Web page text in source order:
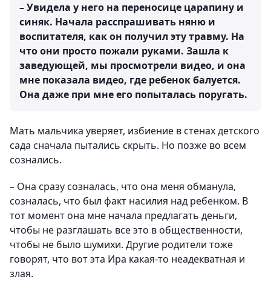
– Увидела у него на переносице царапину и
синяк. Начала расспрашивать няню и
воспитателя, как он получил эту травму. На
что они просто пожали руками. Зашла к
заведующей, мы просмотрели видео, и она
мне показала видео, где ребенок балуется.
Она даже при мне его попыталась поругать.
Мать мальчика уверяет, избиение в стенах детского
сада сначала пытались скрыть. Но позже во всем
сознались.
– Она сразу созналась, что она меня обманула,
созналась, что был факт насилия над ребенком. В
тот момент она мне начала предлагать деньги,
чтобы не разглашать все это в общественности,
чтобы не было шумихи. Другие родители тоже
говорят, что вот эта Ира какая-то неадекватная и
злая.